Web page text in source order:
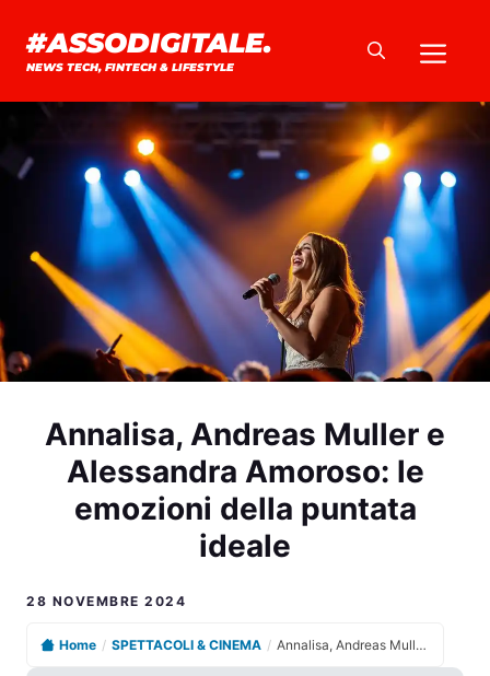
contenuto
#ASSODIGITALE.
NEWS TECH, FINTECH & LIFESTYLE
Annalisa, Andreas Muller e
Alessandra Amoroso: le
emozioni della puntata
ideale
28 NOVEMBRE 2024
Home / SPETTACOLI & CINEMA / Annalisa, Andreas Muller e Alessandra Amoroso: le emozioni della puntata ideale